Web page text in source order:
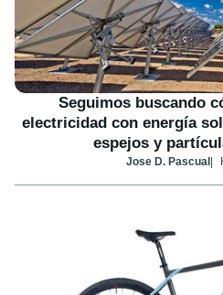
Seguimos buscando
electricidad con energía
espejos y
Jose D. Pascual